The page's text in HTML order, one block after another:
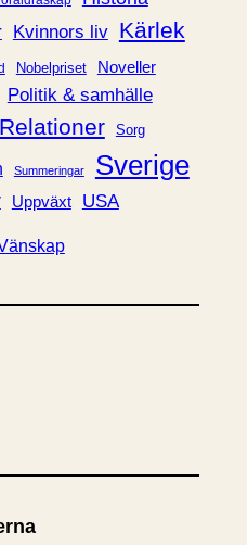
Kvinnors liv Kärlek
Nobelpriset Noveller
Politik & samhälle
Relationer Sorg
Summeringar Sverige
Uppväxt USA